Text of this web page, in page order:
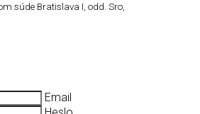
súde Bratislava I, odd. Sro,
Email